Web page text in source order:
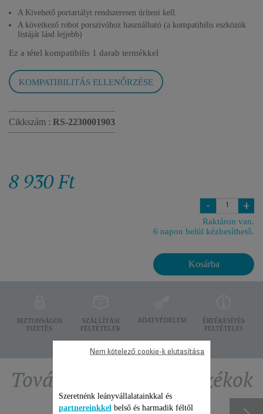
A Kivehető portartályt rendszeresen üríteni kell.
A következő robot porszívóhoz használható (a kompatibilis eszközök
listáját lásd lejjebb)
Ez a tétel kompatibilis 1 darab termékkel
KOMPATIBILITÁS ELLENŐRZÉSE
Cikkszám : RS-2230001903
8 930 Ft
- +
Raktáron van.
6 napon belül kézbesíthető.
Kosárba
BIZTONSÁGOS
FIZETÉS
SZÁLLÍTÁSI
FELTÉTELEK
ADATVÉDELEM
ÉRTÉKESÍTÉS
FELTÉTELEI
További ajánlott tartozékok
Szeretnénk leányvállalatainkkal és
partnereinkkel belső és harmadik féltől
Nem kötelező cookie-k elutasítása